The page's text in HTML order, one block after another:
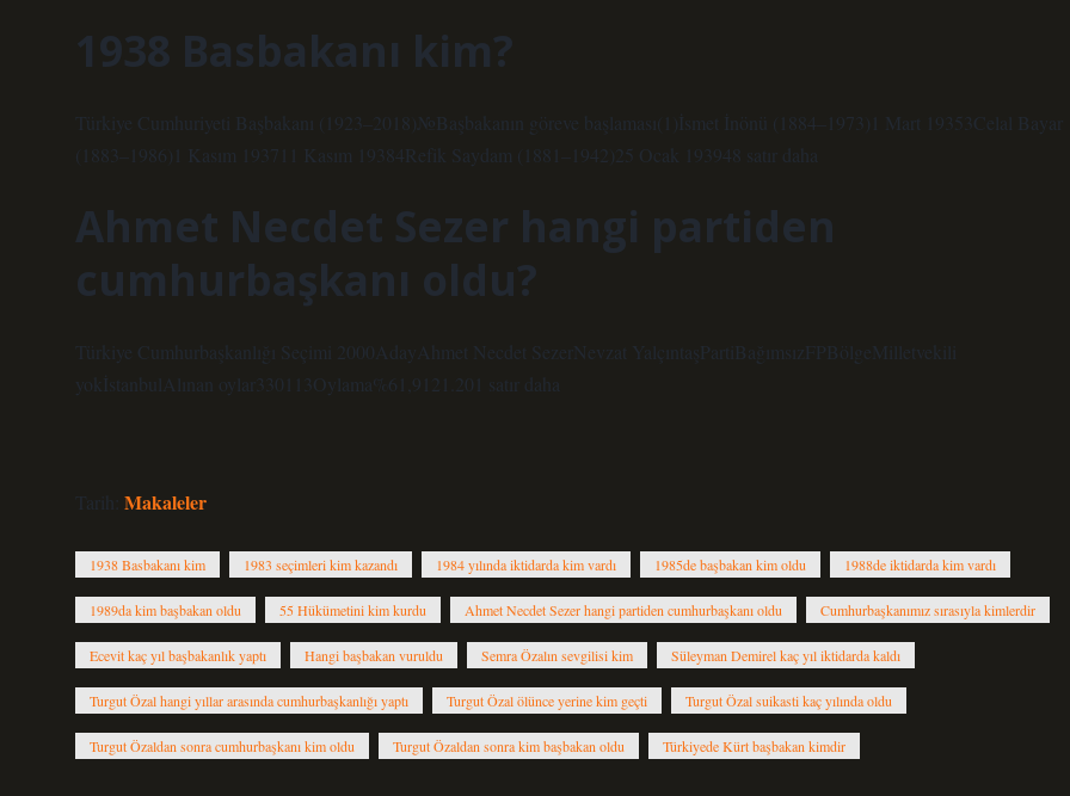
1938 Basbakanı kim?
Türkiye Cumhuriyeti Başbakanı (1923–2018)№Başbakanın göreve başlaması(1)İsmet İnönü (1884–1973)1 Mart 19353Celal Bayar
(1883–1986)1 Kasım 193711 Kasım 19384Refik Saydam (1881–1942)25 Ocak 193948 satır daha
Ahmet Necdet Sezer hangi partiden
cumhurbaşkanı oldu?
Türkiye Cumhurbaşkanlığı Seçimi 2000AdayAhmet Necdet SezerNevzat YalçıntaşPartiBağımsızFPBölgeMilletvekili
yokİstanbulAlınan oylar330113Oylama%61,9121.201 satır daha
Tarih: Makaleler
1938 Basbakanı kim 1983 seçimleri kim kazandı 1984 yılında iktidarda kim vardı 1985de başbakan kim oldu 1988de iktidarda kim vardı
1989da kim başbakan oldu 55 Hükümetini kim kurdu Ahmet Necdet Sezer hangi partiden cumhurbaşkanı oldu Cumhurbaşkanımız sırasıyla kimlerdir
Ecevit kaç yıl başbakanlık yaptı Hangi başbakan vuruldu Semra Özalın sevgilisi kim Süleyman Demirel kaç yıl iktidarda kaldı
Turgut Özal hangi yıllar arasında cumhurbaşkanlığı yaptı Turgut Özal ölünce yerine kim geçti Turgut Özal suikasti kaç yılında oldu
Turgut Özaldan sonra cumhurbaşkanı kim oldu Turgut Özaldan sonra kim başbakan oldu Türkiyede Kürt başbakan kimdir